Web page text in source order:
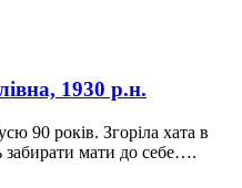
1930 р.н.
90 років. Згоріла хата в
забирати мати до себе….